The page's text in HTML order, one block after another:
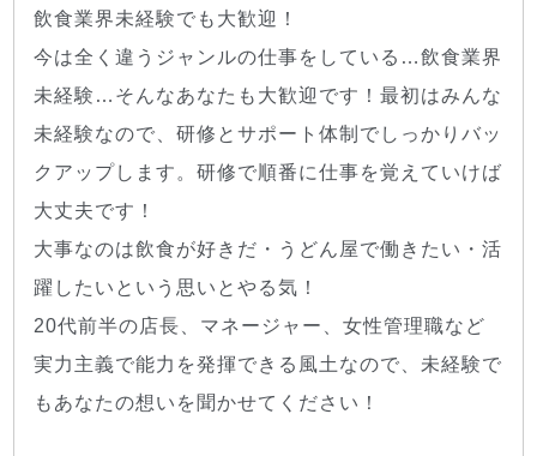
飲食業界未経験でも大歓迎！
今は全く違うジャンルの仕事をしている…飲食業界
未経験…そんなあなたも大歓迎です！最初はみんな
未経験なので、研修とサポート体制でしっかりバッ
クアップします。研修で順番に仕事を覚えていけば
大丈夫です！
大事なのは飲食が好きだ・うどん屋で働きたい・活
躍したいという思いとやる気！
20代前半の店長、マネージャー、女性管理職など
実力主義で能力を発揮できる風土なので、未経験で
もあなたの想いを聞かせてください！